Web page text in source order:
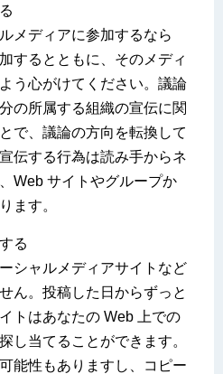
メディアに参加するなら
するとともに、そのメディ
う心がけてください。議論
の所属する組織の宣伝に関
で、議論の方向を転換して
伝する行為は読み手からネ
Web サイトやグループか
ます。
る
シャルメディアサイトなど
ん。投稿した日からずっと
トはあなたの Web 上での
し当てることができます。
能性もありますし、コピー